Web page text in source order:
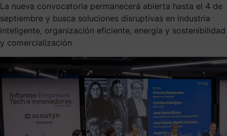
La nueva convocatoria permanecerá abierta hasta el 4 de
septiembre y busca soluciones disruptivas en industria
inteligente, organización eficiente, energía y sostenibilidad
y comercialización